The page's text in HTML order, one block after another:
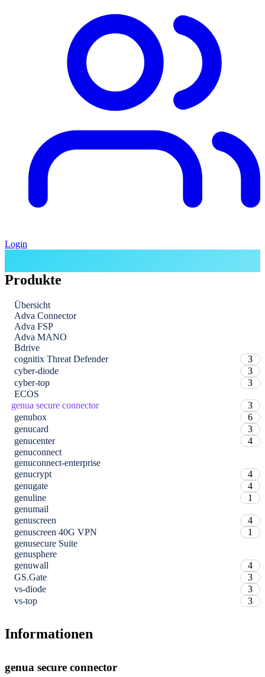
Login
Produkte
Übersicht
Adva Connector
Adva FSP
Adva MANO
Bdrive
cognitix Threat Defender
3
cyber-diode
3
cyber-top
3
ECOS
genua secure connector
3
genubox
6
genucard
3
genucenter
4
genuconnect
genuconnect-enterprise
genucrypt
4
genugate
4
genuline
1
genumail
genuscreen
4
genuscreen 40G VPN
1
genusecure Suite
genusphere
genuwall
4
GS.Gate
3
vs-diode
3
vs-top
3
Informationen
genua secure connector